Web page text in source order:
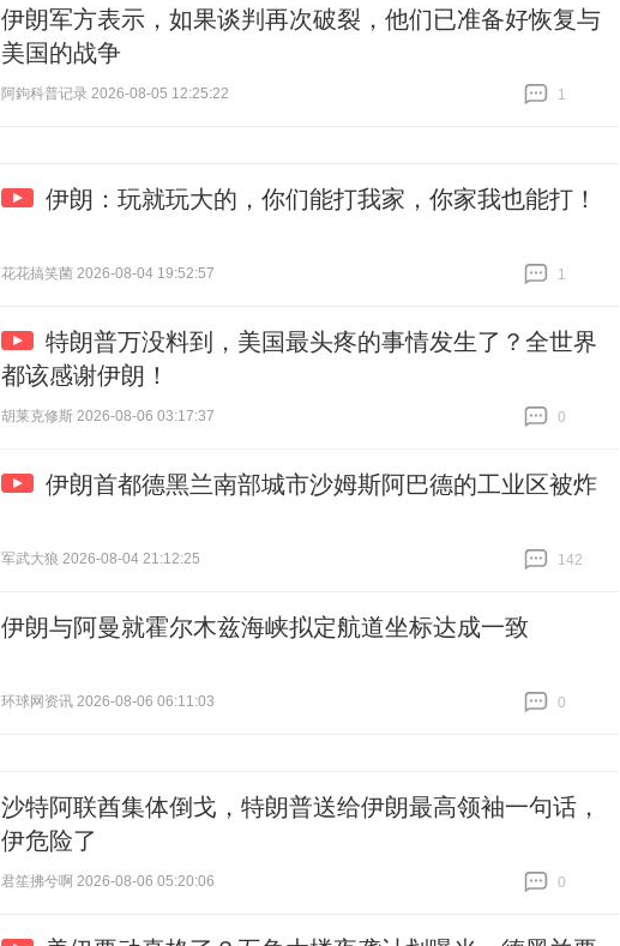
伊朗军方表示，如果谈判再次破裂，他们已准备好恢复与
美国的战争
阿鉤科普记录 2026-08-05 12:25:22
1
伊朗：玩就玩大的，你们能打我家，你家我也能打！
花花搞笑菌 2026-08-04 19:52:57
1
特朗普万没料到，美国最头疼的事情发生了？全世界
都该感谢伊朗！
胡莱克修斯 2026-08-06 03:17:37
0
伊朗首都德黑兰南部城市沙姆斯阿巴德的工业区被炸
军武大狼 2026-08-04 21:12:25
142
伊朗与阿曼就霍尔木兹海峡拟定航道坐标达成一致
环球网资讯 2026-08-06 06:11:03
0
沙特阿联酋集体倒戈，特朗普送给伊朗最高领袖一句话，
伊危险了
君笙拂兮啊 2026-08-06 05:20:06
0